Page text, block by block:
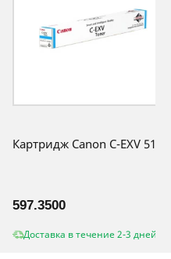
Картридж Canon C-EXV 51LC
597.3500
Доставка в течение 2-3 дней